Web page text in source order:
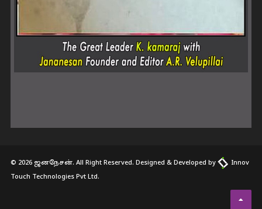
© 2026 ஜனநேசன். All Right Reserved. Designed & Developed by
Innov
Touch Technologies Pvt Ltd.